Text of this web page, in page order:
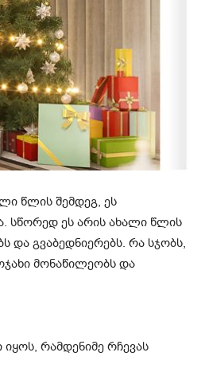
წლის შემდეგ, ეს
სწორედ ეს არის ახალი წლის
და გვაბედნიერებს. რა სჯობს,
მონაწილეობს და
რამდენიმე რჩევას